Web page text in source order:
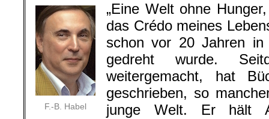
F.-B. Habel
„Eine Welt ohne
das Crédo meines
schon vor 20 Jahren
gedreht wurde.
weitergemacht, hat
geschrieben, so
junge Welt. Er hält